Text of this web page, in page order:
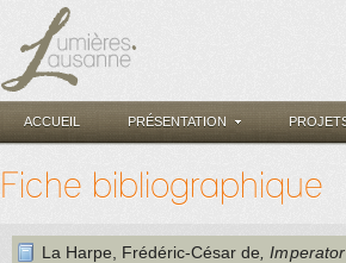
ACCUEIL PRÉSENTATION
Fiche bibliographique
La Harpe, Frédéric-César de ,